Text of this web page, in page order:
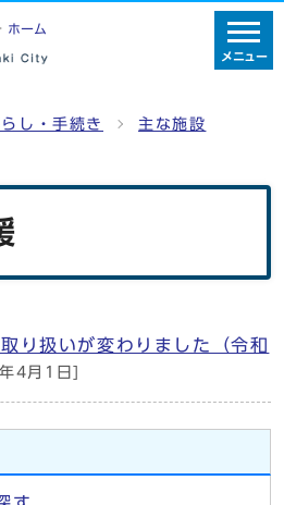
ホーム
メニュー
し・手続き 主な施設
り扱いが変わりました（令和
4月1日]